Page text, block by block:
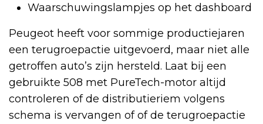
Waarschuwingslampjes op het dashboard
Peugeot heeft voor sommige productiejaren
een terugroepactie uitgevoerd, maar niet alle
getroffen auto’s zijn hersteld. Laat bij een
gebruikte 508 met PureTech-motor altijd
controleren of de distributieriem volgens
schema is vervangen of of de terugroepactie